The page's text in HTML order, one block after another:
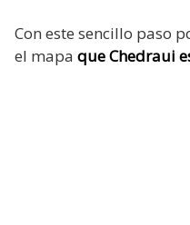
Con este sencillo paso
el mapa que Chedraui